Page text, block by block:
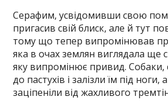
Серафим, усвідомивши свою
пригасив свій блиск, але й тут
тому що тепер випромінював
яка в очах землян виглядала ще
яку випромінює привид. Собаки,
до пастухів і залізли їм під ноги,
заціпеніли від жахливого